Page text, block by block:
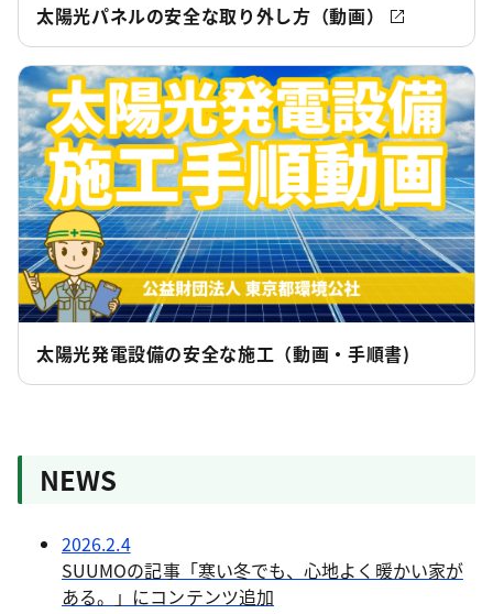
太陽光パネルの安全な取り外し方（動画）
太陽光発電設備の安全な施工（動画・手順書)
NEWS
2026.2.4
SUUMOの記事「寒い冬でも、心地よく暖かい家が
ある。」にコンテンツ追加